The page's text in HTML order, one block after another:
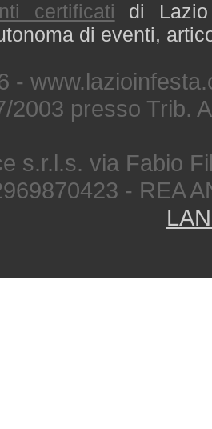
certificati di
di eventi,
-
2003 presso Trib.
s.r.l.s. via Fabio
- REA